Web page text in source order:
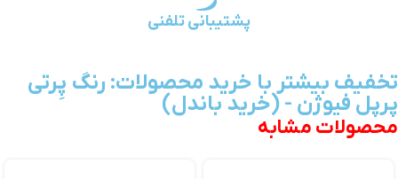
پشتیبانی تلفنی
تخفیف بیشتر با خرید محصولات: رنگ پِرتی
پرپل فیوژن - (خرید باندل)
محصولات مشابه